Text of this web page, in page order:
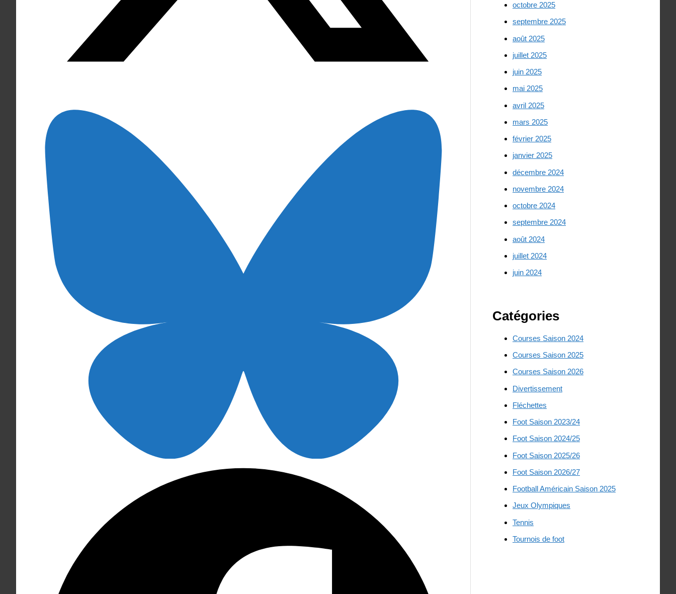
octobre 2025
septembre 2025
août 2025
juillet 2025
juin 2025
mai 2025
avril 2025
mars 2025
février 2025
janvier 2025
décembre 2024
novembre 2024
octobre 2024
septembre 2024
août 2024
juillet 2024
juin 2024
Catégories
Courses Saison 2024
Courses Saison 2025
Courses Saison 2026
Divertissement
Fléchettes
Foot Saison 2023/24
Foot Saison 2024/25
Foot Saison 2025/26
Foot Saison 2026/27
Football Américain Saison 2025
Jeux Olympiques
Tennis
Tournois de foot